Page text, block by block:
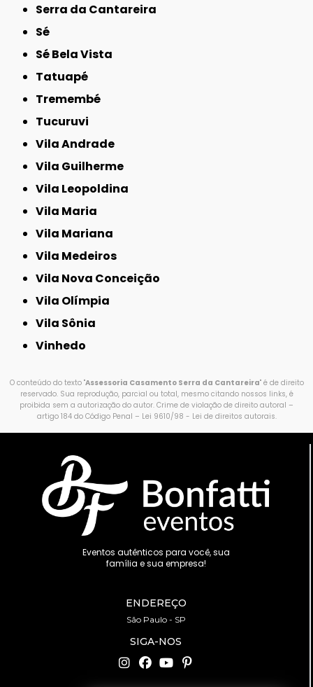
Serra da Cantareira
Sé
Sé Bela Vista
Tatuapé
Tremembé
Tucuruvi
Vila Andrade
Vila Guilherme
Vila Leopoldina
Vila Maria
Vila Mariana
Vila Medeiros
Vila Nova Conceição
Vila Olímpia
Vila Sônia
Vinhedo
O conteúdo do texto "Assessoria Casamento Serra da Cantareira" é de direito
reservado. Sua reprodução, parcial ou total, mesmo citando nossos links, é
proibida sem a autorização do autor. Crime de violação de direito autoral –
artigo 184 do Código Penal – Lei 9610/98 - Lei de direitos autorais.
Eventos autênticos para você, sua
família e sua empresa!
ENDEREÇO
São Paulo - SP
SIGA-NOS